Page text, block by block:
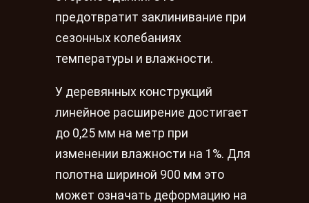
предотвратит заклинивание при
сезонных колебаниях
температуры и влажности.
У деревянных конструкций
линейное расширение достигает
до 0,25 мм на метр при
изменении влажности на 1%. Для
полотна шириной 900 мм это
может означать деформацию на